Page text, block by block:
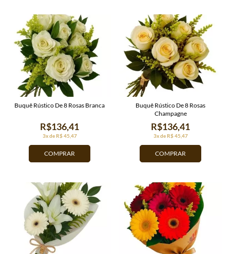
COMPRAR
3x de R$ 45,47
R$136,41
Buquê Rústico De 8 Rosas Branca
COMPRAR
3x de R$ 45,47
R$136,41
Buquê Rústico De 8 Rosas
Champagne